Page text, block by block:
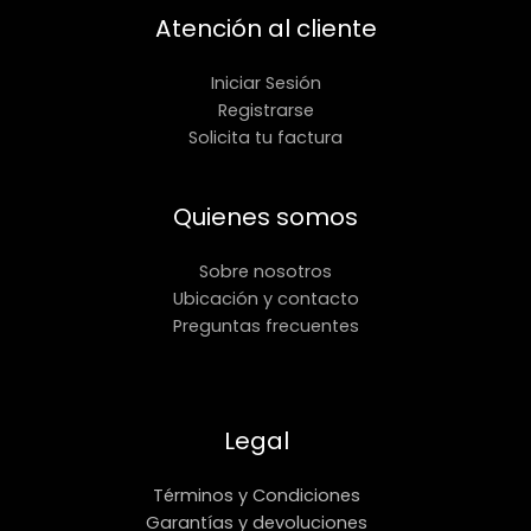
Atención al cliente
Iniciar Sesión
Registrarse
Solicita tu factura
Quienes somos
Sobre nosotros
Ubicación y contacto
Preguntas frecuentes
Legal
Términos y Condiciones
Garantías y devoluciones